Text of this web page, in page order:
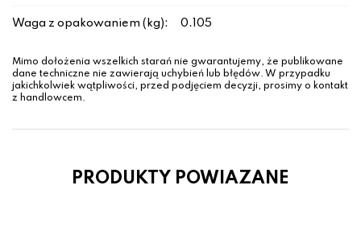
Waga z opakowaniem (kg): 0.105
Mimo dołożenia wszelkich starań nie gwarantujemy, że publikowane
dane techniczne nie zawierają uchybień lub błędów. W przypadku
jakichkolwiek wątpliwości, przed podjęciem decyzji, prosimy o kontakt
z handlowcem.
PRODUKTY POWIAZANE